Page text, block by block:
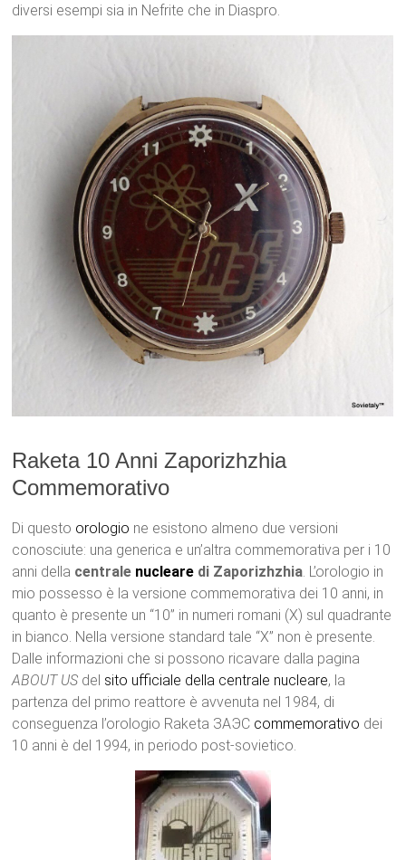
diversi esempi sia in Nefrite che in Diaspro.
Raketa 10 Anni Zaporizhzhia
Commemorativo
Di questo orologio ne esistono almeno due versioni
conosciute: una generica e un’altra commemorativa per i 10
anni della centrale nucleare di Zaporizhzhia. L’orologio in
mio possesso è la versione commemorativa dei 10 anni, in
quanto è presente un “10” in numeri romani (X) sul quadrante
in bianco. Nella versione standard tale “X” non è presente.
Dalle informazioni che si possono ricavare dalla pagina
ABOUT US del sito ufficiale della centrale nucleare, la
partenza del primo reattore è avvenuta nel 1984, di
conseguenza l’orologio Raketa ЗАЭС commemorativo dei
10 anni è del 1994, in periodo post-sovietico.